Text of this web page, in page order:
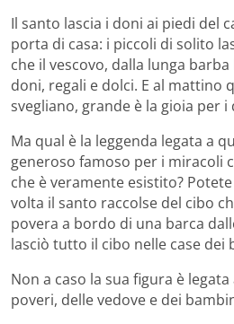
Il santo lascia i doni ai piedi del
porta di casa: i piccoli di solito
che il vescovo, dalla lunga
doni, regali e dolci. E al mattino
svegliano, grande è la gioia per
Ma qual è la leggenda legata a
generoso famoso per i miracoli
che è veramente esistito?
volta il santo raccolse del cibo
povera a bordo di una barca
lasciò tutto il cibo nelle case dei
Non a caso la sua figura è
poveri, delle vedove e dei